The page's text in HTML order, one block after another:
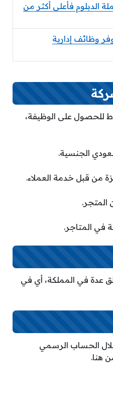
الدبلوم فأعلى أكثر من
وظائف إدارية
على الوظيفة،
الجنسية.
من قبل خدمة العملاء.
المتجر.
في المتاجر.
عدة في المملكة، أي في
الحساب الرسمي
هنا.